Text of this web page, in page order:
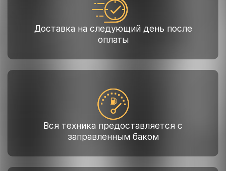
Доставка на следующий день после
оплаты
Вся техника предоставляется с
заправленным баком